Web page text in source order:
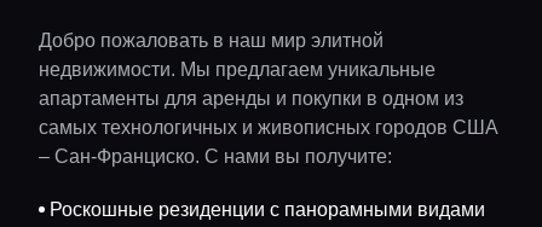
Добро пожаловать в наш мир элитной
недвижимости. Мы предлагаем уникальные
апартаменты для аренды и покупки в одном из
самых технологичных и живописных городов США
– Сан-Франциско. С нами вы получите:
Роскошные резиденции с панорамными видами